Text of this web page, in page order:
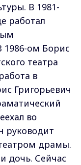
В 1981-
работал
1986-ом Борис
театра
в
Григорьевич
во
руководит
драмы.
дочь. Сейчас